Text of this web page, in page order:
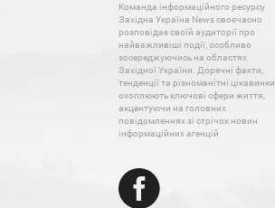
Команда інформаційного ресурсу
Західна Україна News своєчасно
розповідає своїй аудиторії про
найважливіші події, особливо
зосереджуючись на областях
Західної України. Доречні факти,
тенденції та різноманітні цікавинки
охоплюють ключові сфери життя,
акцентуючи на головних
повідомленнях зі стрічок новин
інформаційних агенцій